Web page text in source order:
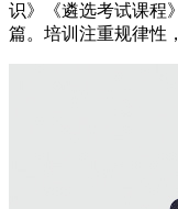
识》《遴选考试课程
篇。培训注重规律性